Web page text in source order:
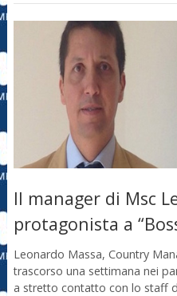
Il manager di Msc
protagonista a
Leonardo Massa, Country
trascorso una settimana nei
a stretto contatto con lo staff